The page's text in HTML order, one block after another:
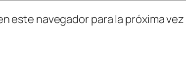
este navegador para la próxima